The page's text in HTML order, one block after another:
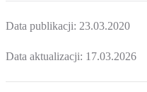
Data publikacji: 23.03.2020
Data aktualizacji: 17.03.2026